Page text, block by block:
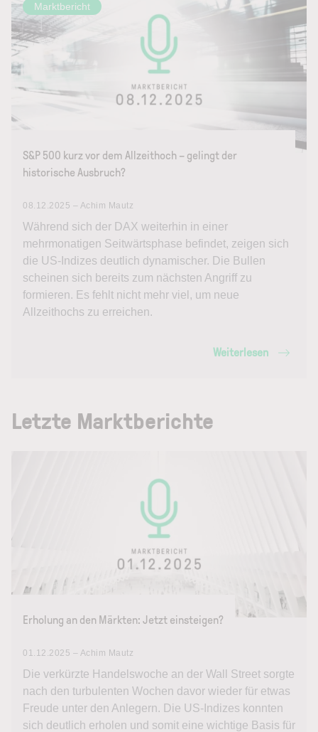
Marktbericht
S&P 500 kurz vor dem Allzeithoch – gelingt der
historische Ausbruch?
08.12.2025 – Achim Mautz
Während sich der DAX weiterhin in einer
mehrmonatigen Seitwärtsphase befindet, zeigen sich
die US-Indizes deutlich dynamischer. Die Bullen
scheinen sich bereits zum nächsten Angriff zu
formieren. Es fehlt nicht mehr viel, um neue
Allzeithochs zu erreichen.
Weiterlesen
Letzte Marktberichte
Erholung an den Märkten: Jetzt einsteigen?
01.12.2025 – Achim Mautz
Die verkürzte Handelswoche an der Wall Street sorgte
nach den turbulenten Wochen davor wieder für etwas
Freude unter den Anlegern. Die US-Indizes konnten
sich deutlich erholen und somit eine wichtige Basis für